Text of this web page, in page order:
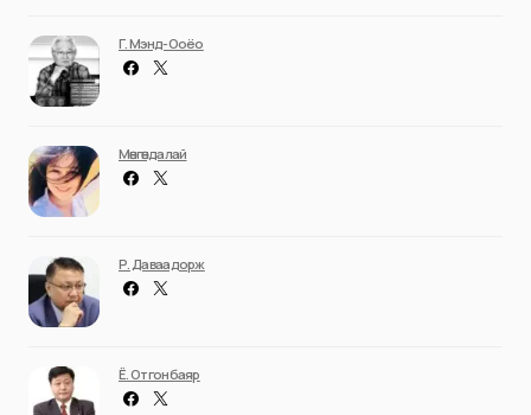
Г. Мэнд-Ооёо
Мөнгөндалай
Р. Даваадорж
Ё. Отгонбаяр